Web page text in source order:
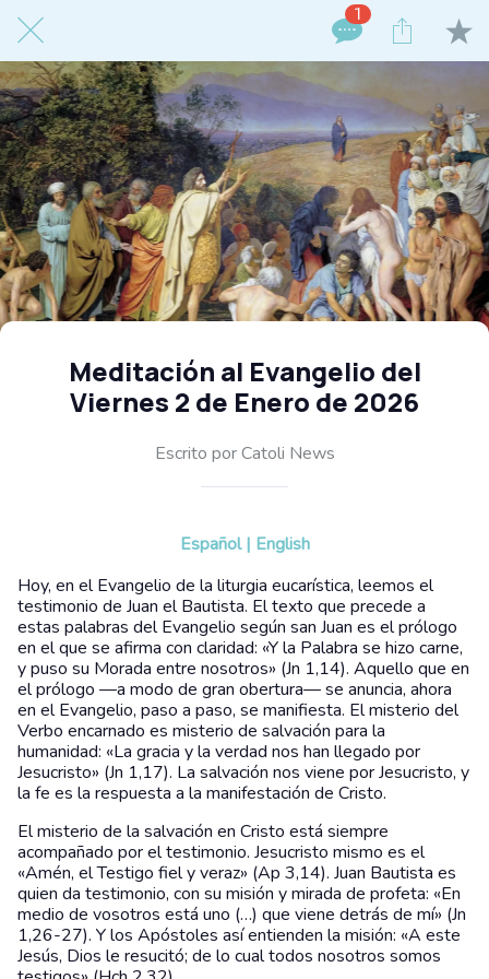
1
Meditación al Evangelio del
Viernes 2 de Enero de 2026
Escrito por Catoli News
Español | English
Hoy, en el Evangelio de la liturgia eucarística, leemos el
testimonio de Juan el Bautista. El texto que precede a
estas palabras del Evangelio según san Juan es el prólogo
en el que se afirma con claridad: «Y la Palabra se hizo carne,
y puso su Morada entre nosotros» (Jn 1,14). Aquello que en
el prólogo —a modo de gran obertura— se anuncia, ahora
en el Evangelio, paso a paso, se manifiesta. El misterio del
Verbo encarnado es misterio de salvación para la
humanidad: «La gracia y la verdad nos han llegado por
Jesucristo» (Jn 1,17). La salvación nos viene por Jesucristo, y
la fe es la respuesta a la manifestación de Cristo.
El misterio de la salvación en Cristo está siempre
acompañado por el testimonio. Jesucristo mismo es el
«Amén, el Testigo fiel y veraz» (Ap 3,14). Juan Bautista es
quien da testimonio, con su misión y mirada de profeta: «En
medio de vosotros está uno (…) que viene detrás de mí» (Jn
1,26-27). Y los Apóstoles así entienden la misión: «A este
Jesús, Dios le resucitó; de lo cual todos nosotros somos